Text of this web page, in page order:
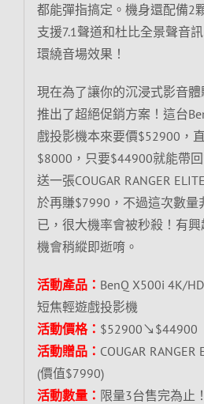
都能彈指搞定。機身還配備2
支援7.1聲道和杜比全景聲音
環繞音場效果！
現在為了讓你的沉浸式影音
推出了超絕促銷方案！這台
戲投影機本來要價$52900，
$8000，只要$44900就能帶
送一張COUGAR RANGER
於再賺$7990，不過這次數量
已，很大機率會被秒殺！有興
機會稍縱即逝唷。
活動產品： BenQ X500i 4K/
短焦輕遊戲投影機
活動價格： $52900↘$44900
活動贈品： COUGAR
(價值$7990)
活動數量： 限量3台售完為止！